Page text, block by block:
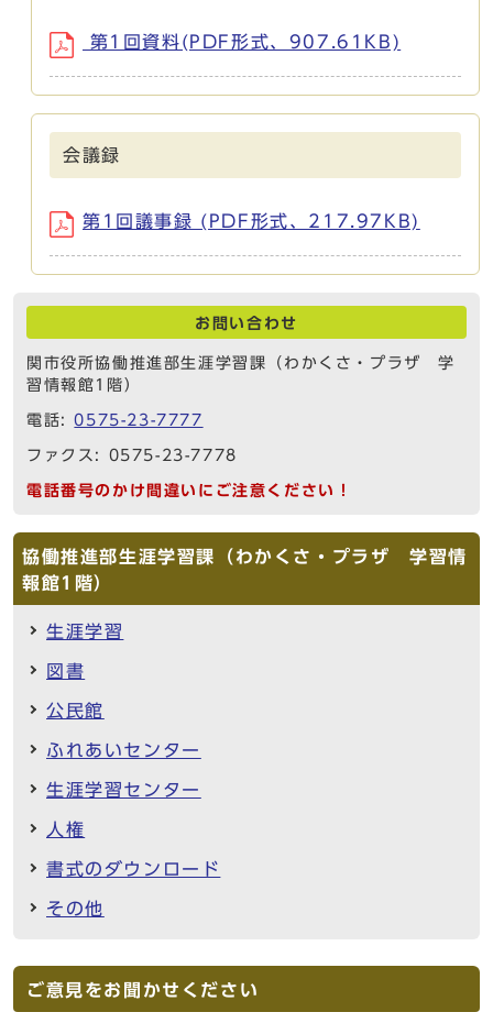
第1回資料(PDF形式、907.61KB)
会議録
第1回議事録 (PDF形式、217.97KB)
お問い合わせ
関市役所協働推進部生涯学習課（わかくさ・プラザ 学
習情報館1階）
電話:0575-23-7777
ファクス: 0575-23-7778
電話番号のかけ間違いにご注意ください！
協働推進部生涯学習課（わかくさ・プラザ 学習情
報館1階）
生涯学習
図書
公民館
ふれあいセンター
生涯学習センター
人権
書式のダウンロード
その他
ご意見をお聞かせください